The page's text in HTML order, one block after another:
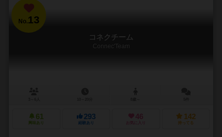
No.13
コネクチーム
Connec'Team
61
興味あり
293
経験あり
46
お気に入り
142
持ってる